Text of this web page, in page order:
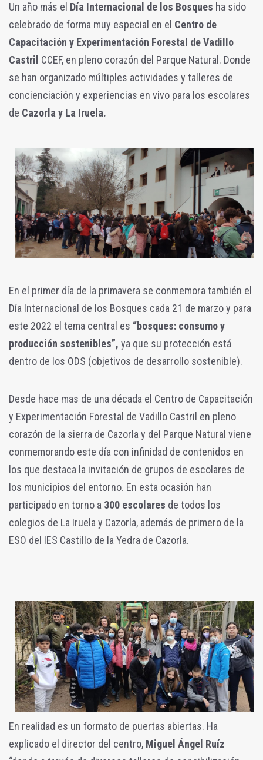
Un año más el Día Internacional de los Bosques ha sido
celebrado de forma muy especial en el Centro de
Capacitación y Experimentación Forestal de Vadillo
Castril CCEF, en pleno corazón del Parque Natural. Donde
se han organizado múltiples actividades y talleres de
concienciación y experiencias en vivo para los escolares
de Cazorla y La Iruela.
En el primer día de la primavera se conmemora también el
Día Internacional de los Bosques cada 21 de marzo y para
este 2022 el tema central es “bosques: consumo y
producción sostenibles”, ya que su protección está
dentro de los ODS (objetivos de desarrollo sostenible).
Desde hace mas de una década el Centro de Capacitación
y Experimentación Forestal de Vadillo Castril en pleno
corazón de la sierra de Cazorla y del Parque Natural viene
conmemorando este día con infinidad de contenidos en
los que destaca la invitación de grupos de escolares de
los municipios del entorno. En esta ocasión han
participado en torno a 300 escolares de todos los
colegios de La Iruela y Cazorla, además de primero de la
ESO del IES Castillo de la Yedra de Cazorla.
En realidad es un formato de puertas abiertas. Ha
explicado el director del centro, Miguel Ángel Ruíz